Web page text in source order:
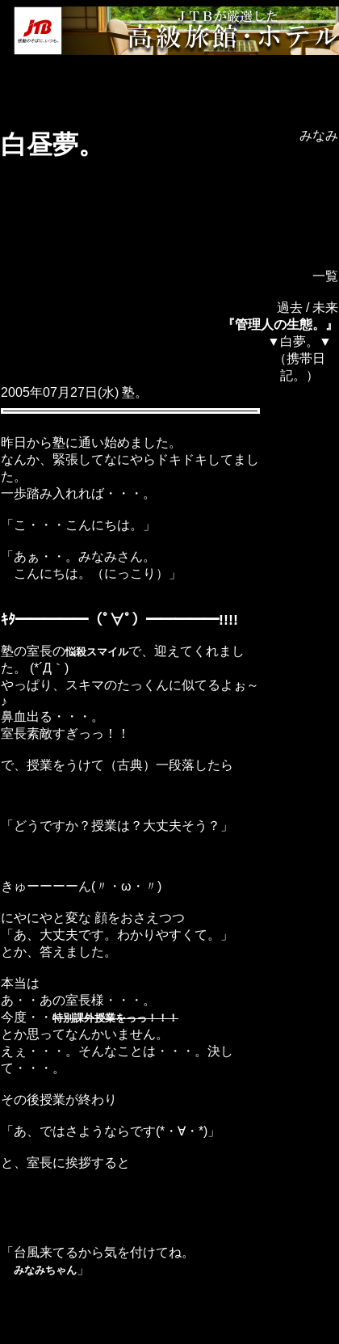
白昼夢。 みなみ
一覧
過去 / 未来
『管理人の生態。』
▼白夢。▼
（携帯日
記。）
2005年07月27日(水) 塾。
昨日から塾に通い始めました。
なんか、緊張してなにやらドキドキしてまし
た。
一歩踏み入れれば・・・。
「こ・・・こんにちは。」
「あぁ・・。みなみさん。
こんにちは。（にっこり）」
ｷﾀ━━━━━（ﾟ∀ﾟ）━━━━━!!!!
塾の室長の悩殺スマイルで、迎えてくれまし
た。 (*´Д｀)
やっぱり、スキマのたっくんに似てるよぉ～
♪
鼻血出る・・・。
室長素敵すぎっっ！！
で、授業をうけて（古典）一段落したら
「どうですか？授業は？大丈夫そう？」
きゅーーーーん(〃・ω・〃)
にやにやと変な 顔をおさえつつ
「あ、大丈夫です。わかりやすくて。」
とか、答えました。
本当は
あ・・あの室長様・・・。
今度・・ 特別課外授業をっっ！！！
とか思ってなんかいません。
えぇ・・・。そんなことは・・・。決し
て・・・。
その後授業が終わり
「あ、ではさようならです(*・∀・*)」
と、室長に挨拶すると
「台風来てるから気を付けてね。
みなみちゃん 」